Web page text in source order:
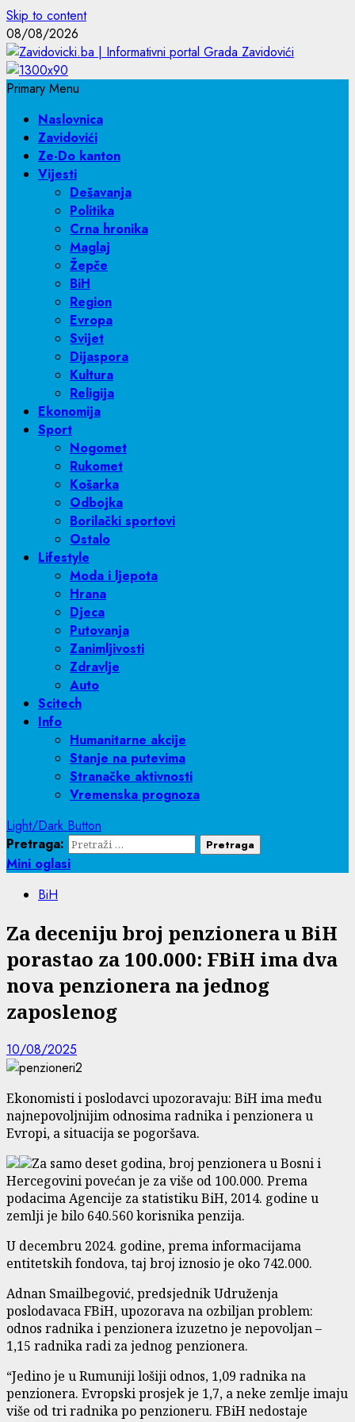
Skip to content
08/08/2026
Primary Menu
Naslovnica
Zavidovići
Ze-Do kanton
Vijesti
Dešavanja
Politika
Crna hronika
Maglaj
Žepče
BiH
Region
Evropa
Svijet
Dijaspora
Kultura
Religija
Ekonomija
Sport
Nogomet
Rukomet
Košarka
Odbojka
Borilački sportovi
Ostalo
Lifestyle
Moda i ljepota
Hrana
Djeca
Putovanja
Zanimljivosti
Zdravlje
Auto
Scitech
Info
Humanitarne akcije
Stanje na putevima
Stranačke aktivnosti
Vremenska prognoza
Light/Dark Button
Pretraga:
Mini oglasi
BiH
Za deceniju broj penzionera u BiH
porastao za 100.000: FBiH ima dva
nova penzionera na jednog
zaposlenog
10/08/2025
Ekonomisti i poslodavci upozoravaju: BiH ima među
najnepovoljnijim odnosima radnika i penzionera u
Evropi, a situacija se pogoršava.
Za samo deset godina, broj penzionera u Bosni i
Hercegovini povećan je za više od 100.000. Prema
podacima Agencije za statistiku BiH, 2014. godine u
zemlji je bilo 640.560 korisnika penzija.
U decembru 2024. godine, prema informacijama
entitetskih fondova, taj broj iznosio je oko 742.000.
Adnan Smailbegović, predsjednik Udruženja
poslodavaca FBiH, upozorava na ozbiljan problem:
odnos radnika i penzionera izuzetno je nepovoljan –
1,15 radnika radi za jednog penzionera.
“Jedino je u Rumuniji lošiji odnos, 1,09 radnika na
penzionera. Evropski prosjek je 1,7, a neke zemlje imaju
više od tri radnika po penzioneru. FBiH nedostaje